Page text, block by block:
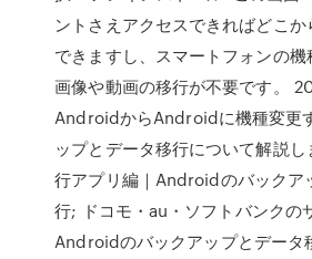
ントさえアクセスできればどこ
できますし、スマートフォンの機
画像や動画の移行が不要です。
AndroidからAndroidに機種変更
ップとデータ移行について解説
行アプリ編｜Androidのバックア
行; ドコモ・au・ソフトバンクの
Androidのバックアップとデータ